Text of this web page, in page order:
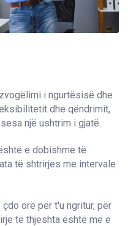
i ngurtësisë dhe
dhe qëndrimit,
një ushtrim i gjatë.
e dobishme të
të shtrirjes me intervale
orë për t'u ngritur, për
të thjeshta është më e